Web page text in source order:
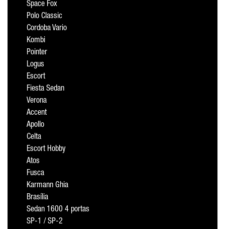
Space Fox
Polo Classic
Cordoba Vario
Kombi
Pointer
Logus
Escort
Fiesta Sedan
Verona
Accent
Apollo
Celta
Escort Hobby
Atos
Fusca
Karmann Ghia
Brasília
Sedan 1600 4 portas
SP-1 / SP-2